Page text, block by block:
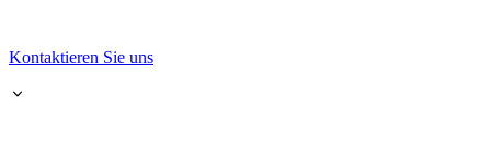
Kontaktieren Sie uns